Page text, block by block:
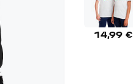
14,99 €